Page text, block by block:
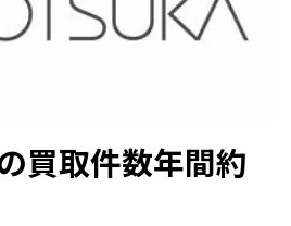
買取件数年間約